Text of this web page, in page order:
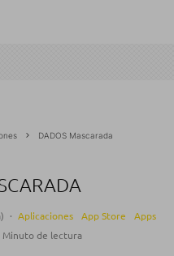
DADOS Mascarada
· Aplicaciones App Store
Apps
Minuto de lectura